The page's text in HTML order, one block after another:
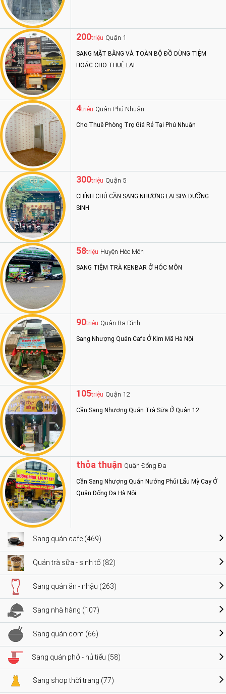
200triệu Quận 1
SANG MẶT BẰNG VÀ TOÀN BỘ ĐỒ DÙNG TIỆM
HOẶC CHO THUÊ LẠI
4triệu Quận Phú Nhuận
Cho Thuê Phòng Trọ Giá Rẻ Tại Phú Nhuận
300triệu Quận 5
CHÍNH CHỦ CẦN SANG NHƯỢNG LẠI SPA DƯỠNG
SINH
58triệu Huyện Hóc Môn
SANG TIỆM TRÀ KENBAR Ở HÓC MÔN
90triệu Quận Ba Đình
Sang Nhượng Quán Cafe Ở Kim Mã Hà Nội
105triệu Quận 12
Cần Sang Nhượng Quán Trà Sữa Ở Quận 12
thỏa thuận Quận Đống Đa
Cần Sang Nhượng Quán Nướng Phủi Lẩu Mỳ Cay Ở
Quận Đống Đa Hà Nội
Sang quán cafe (469)
Quán trà sữa - sinh tố (82)
Sang quán ăn - nhậu (263)
Sang nhà hàng (107)
Sang quán cơm (66)
Sang quán phở - hủ tiếu (58)
Sang shop thời trang (77)